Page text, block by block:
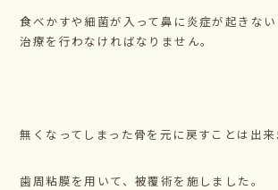
食べかすや細菌が入って鼻に炎症が起きな
治療を行わなければなりません。
無くなってしまった骨を元に戻すことは出来
歯周粘膜を用いて、被覆術を施しました。